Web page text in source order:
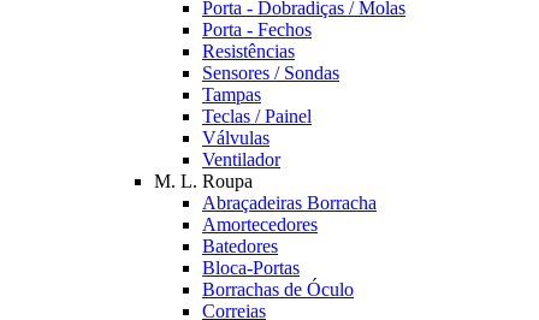
Porta - Dobradiças / Molas
Porta - Fechos
Resistências
Sensores / Sondas
Tampas
Teclas / Painel
Válvulas
Ventilador
M. L. Roupa
Abraçadeiras Borracha
Amortecedores
Batedores
Bloca-Portas
Borrachas de Óculo
Correias